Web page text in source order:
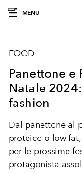
MENU
FOOD
Panettone e
Natale
fashion
Dal panettone al
proteico o low
per le prossime
protagonista